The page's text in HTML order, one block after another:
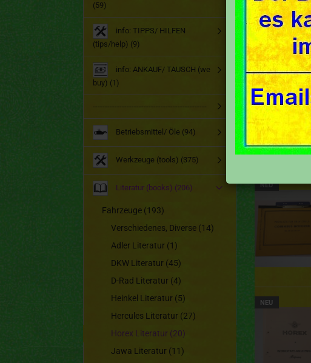
NEU
NEU
(59)
info: TIPPS/ HILFEN
(tips/help) (9)
info: ANKAUF/ TAUSCH (we
buy) (1)
-----------------------------------------------
Betriebsmittel/ Öle (94)
Werkzeuge (tools) (375)
Literatur (books) (206)
Fahrzeuge (193)
Verschiedenes, Diverse (14)
Adler Literatur (1)
DKW Literatur (45)
D-Rad Literatur (4)
Heinkel Literatur (5)
Hercules Literatur (27)
Horex Literatur (20)
Jawa Literatur (11)